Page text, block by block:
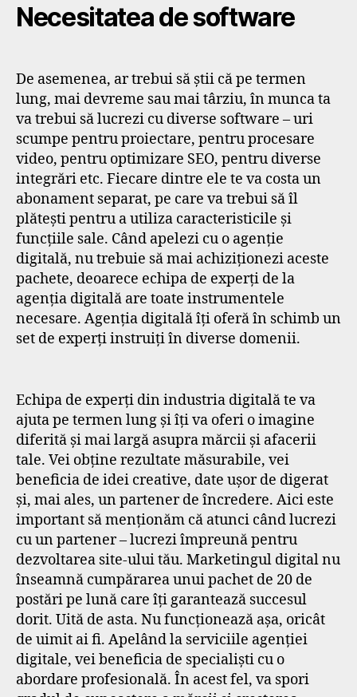
Necesitatea de software
De asemenea, ar trebui să știi că pe termen
lung, mai devreme sau mai târziu, în munca ta
va trebui să lucrezi cu diverse software – uri
scumpe pentru proiectare, pentru procesare
video, pentru optimizare SEO, pentru diverse
integrări etc. Fiecare dintre ele te va costa un
abonament separat, pe care va trebui să îl
plătești pentru a utiliza caracteristicile și
funcțiile sale. Când apelezi cu o agenție
digitală, nu trebuie să mai achiziționezi aceste
pachete, deoarece echipa de experți de la
agenția digitală are toate instrumentele
necesare. Agenția digitală îți oferă în schimb un
set de experți instruiți în diverse domenii.
Echipa de experți din industria digitalăte va
ajuta pe termen lung și îți va oferi o imagine
diferită și mai largă asupra mărcii și afacerii
tale. Vei obține rezultate măsurabile, vei
beneficia de idei creative, date ușor de digerat
și, mai ales, un partener de încredere. Aici este
important să menționăm că atunci când lucrezi
cu un partener – lucrezi împreună pentru
dezvoltarea site-ului tău. Marketingul digital nu
înseamnă cumpărarea unui pachet de 20 de
postări pe lună care îți garantează succesul
dorit. Uită de asta. Nu funcționează așa, oricât
de uimit ai fi. Apelând la serviciile agenției
digitale, vei beneficia de specialiști cu o
abordare profesională. În acest fel, va spori